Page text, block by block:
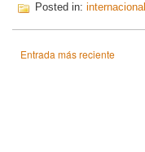
Posted in: internacional
Entrada más reciente